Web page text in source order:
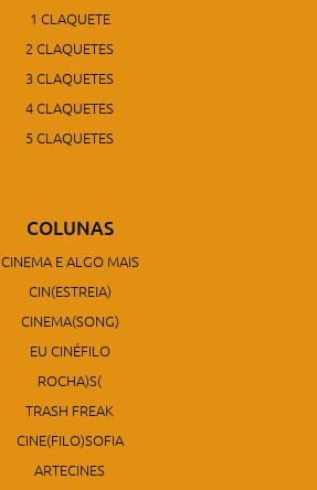
1 CLAQUETE
2 CLAQUETES
3 CLAQUETES
4 CLAQUETES
5 CLAQUETES
COLUNAS
CINEMA E ALGO MAIS
CIN(ESTREIA)
CINEMA(SONG)
EU CINÉFILO
ROCHA)S(
TRASH FREAK
CINE(FILO)SOFIA
ARTECINES